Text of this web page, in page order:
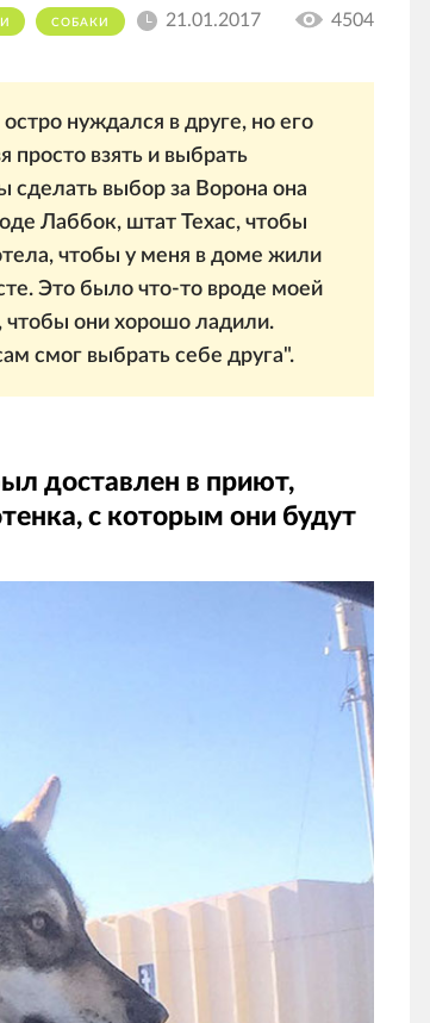
СОБАКИ 21.01.2017 4504
нуждался в друге, но его
просто взять и выбрать
сделать выбор за Ворона она
Лаббок, штат Техас, чтобы
чтобы у меня в доме жили
Это было что-то вроде моей
чтобы они хорошо ладили.
смог выбрать себе друга".
доставлен в приют,
с которым они будут